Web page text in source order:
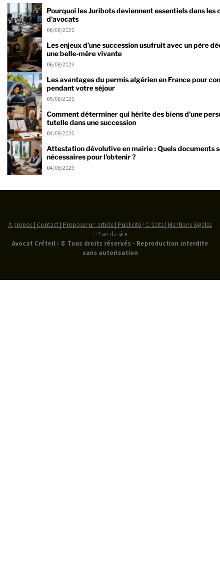
Pourquoi les Juribots deviennent essentiels dans les
d’avocats
06/08/2026
Les enjeux d’une succession usufruit avec un père
une belle-mère vivante
06/08/2026
Les avantages du permis algérien en France pour
pendant votre séjour
05/08/2026
Comment déterminer qui hérite des biens d’une
tutelle dans une succession
04/08/2026
Attestation dévolutive en mairie : Quels documents
nécessaires pour l’obtenir ?
04/08/2026
A propos | Contact | Proposer un article | Publicité | Crédits | Mentions légales
| Plan du site
Avocat Créteil : © Tous droits réservés - Reproduction interdite
sans autorisation